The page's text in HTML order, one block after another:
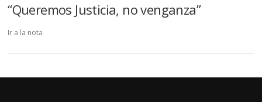
“Queremos Justicia, no venganza”
Ir a la nota